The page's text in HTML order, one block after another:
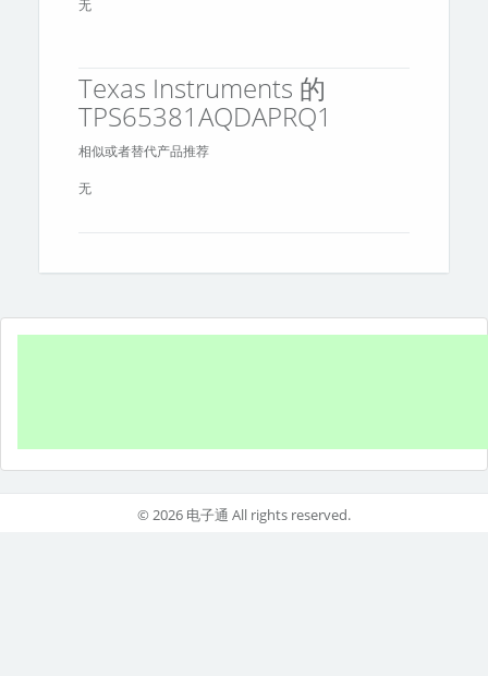
无
Texas Instruments 的
TPS65381AQDAPRQ1
相似或者替代产品推荐
无
© 2026 电子通 All rights reserved.